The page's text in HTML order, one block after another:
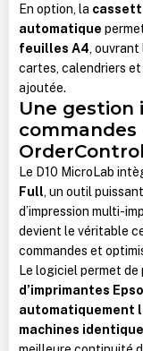
En option, la
automatique
feuilles A4, ouvrant
cartes, calendriers
ajoutée.
Une
commandes
Le D10 MicroLab
Full, un outil
d’impression multi-
devient le véritable
commandes et
Le logiciel permet
d’imprimantes
automatiquement
machines